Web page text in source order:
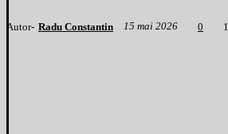
Autor- Radu Constantin 15 mai 2026 0 1